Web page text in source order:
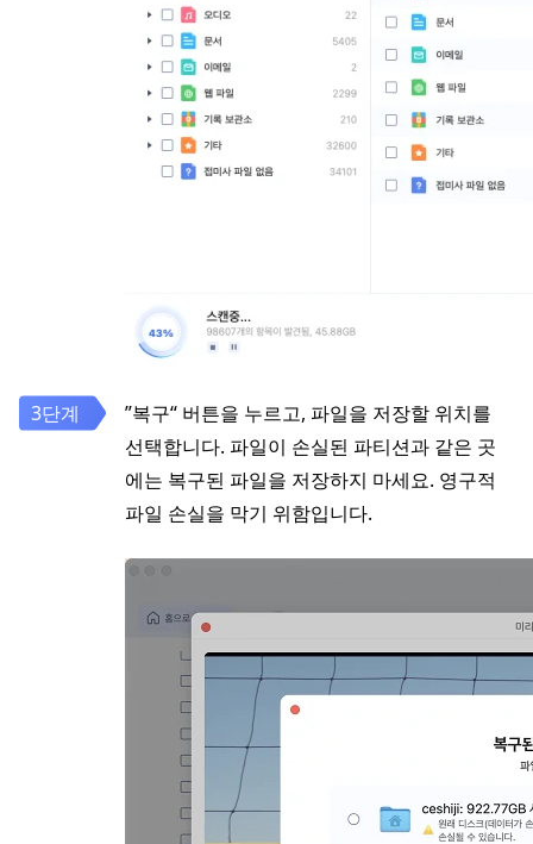
”복구“ 버튼을 누르고, 파일을 저장할 위치를
선택합니다. 파일이 손실된 파티션과 같은 곳
에는 복구된 파일을 저장하지 마세요. 영구적
파일 손실을 막기 위함입니다.